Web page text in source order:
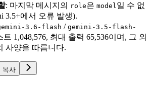
: 마지막 메시지의 role은 model일 수 없
3.5+에서 오류 발생).
3.6-flash / gemini-3.5-flash-
트 1,048,576, 최대 출력 65,536이며, 그 외
사양을 따릅니다.
복사